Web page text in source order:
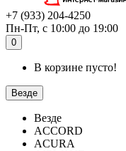
+7 (933) 204-4250
Пн-Пт, с 10:00 до 19:00
0
В корзине пусто!
Везде
Везде
ACCORD
ACURA